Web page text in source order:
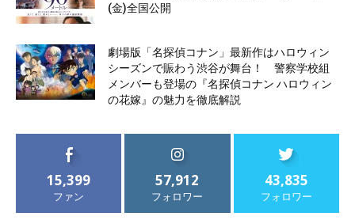
(金)全国公開
劇場版「名探偵コナン」最新作はハロウィン
シーズンで賑わう渋谷が舞台！ 警察学校組
メンバーも登場の『名探偵コナン ハロウィン
の花嫁』の魅力を徹底解説
15,399
ファン
57,912
フォロワー
43,835
フォロワー